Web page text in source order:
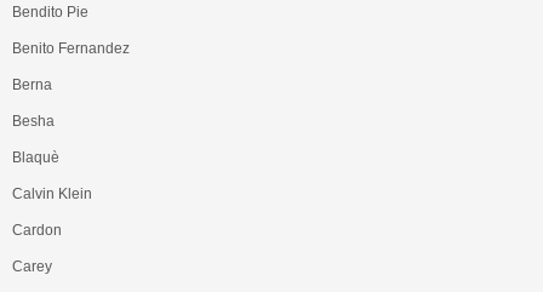
Bendito Pie
Benito Fernandez
Berna
Besha
Blaquè
Calvin Klein
Cardon
Carey